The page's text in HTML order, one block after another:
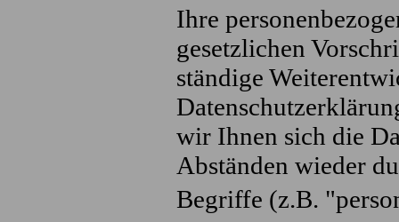
Ihre
gesetzlichen
ständige
wir Ihnen sich die
Abständen wieder
Begriffe (z.B.